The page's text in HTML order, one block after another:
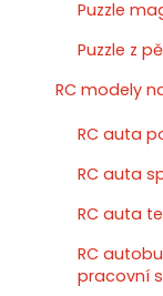
Puzzle
Puzzle z
RC modely
RC auta
RC auta
RC auta
RC
pracovní